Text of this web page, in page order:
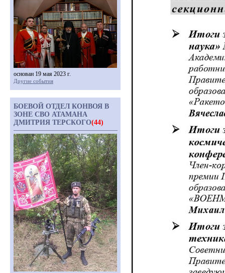
основан 19 мая 2023 г.
Другие события
БОЕВОЙ ОТДЕЛ КОНВОЯ В
ЗОНЕ СВО АТАМАНА
ДМИТРИЯ ТЕРСКОГО(44)